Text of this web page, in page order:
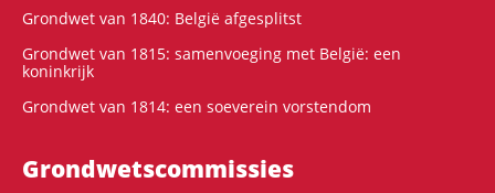
Grondwet van 1840: België afgesplitst
Grondwet van 1815: samenvoeging met België: een
koninkrijk
Grondwet van 1814: een soeverein vorstendom
Grondwets­commissies